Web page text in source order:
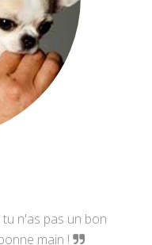
n'as pas un bon
main !